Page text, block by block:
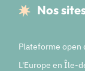
Nos
Plateforme open
L'Europe en Île-